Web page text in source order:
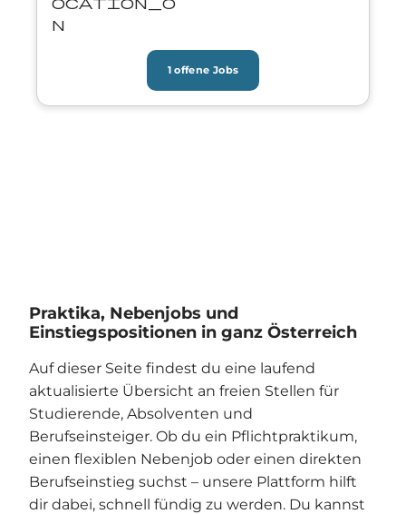
n
1 offene Jobs
Praktika, Nebenjobs und
Einstiegspositionen in ganz Österreich
Auf dieser Seite findest du eine laufend
aktualisierte Übersicht an freien Stellen für
Studierende, Absolventen und
Berufseinsteiger. Ob du ein Pflichtpraktikum,
einen flexiblen Nebenjob oder einen direkten
Berufseinstieg suchst – unsere Plattform hilft
dir dabei, schnell fündig zu werden. Du kannst